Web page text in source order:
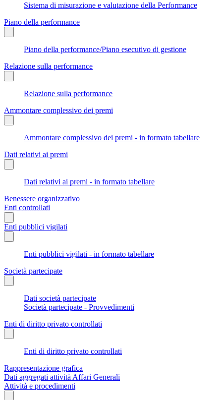
Sistema di misurazione e valutazione della Performance
Piano della performance
Piano della performance/Piano esecutivo di gestione
Relazione sulla performance
Relazione sulla performance
Ammontare complessivo dei premi
Ammontare complessivo dei premi - in formato tabellare
Dati relativi ai premi
Dati relativi ai premi - in formato tabellare
Benessere organizzativo
Enti controllati
Enti pubblici vigilati
Enti pubblici vigilati - in formato tabellare
Società partecipate
Dati società partecipate
Società partecipate - Provvedimenti
Enti di diritto privato controllati
Enti di diritto privato controllati
Rappresentazione grafica
Dati aggregati attività Affari Generali
Attività e procedimenti